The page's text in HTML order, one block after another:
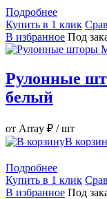
Подробнее
Купить в 1 клик
В избранное Под
Рулонные
белый
от Array ₽ / шт
В
Подробнее
Купить в 1 клик
В избранное Под